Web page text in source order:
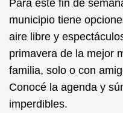
b
o
o
k
A
p
p
Para este fin de
municipio tiene
aire libre y
primavera de la mejor
familia, solo o con
Conocé la agenda y
imperdibles.